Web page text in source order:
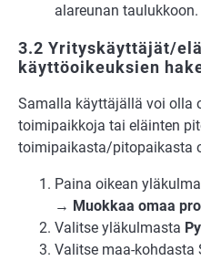
alareunan taulukkoon.
3.2 Yrityskäyttäjät/
käyttöoikeuksien
Samalla käyttäjällä voi olla
toimipaikkoja tai eläinten
toimipaikasta/pitopaikasta
Paina oikean
→ Muokkaa omaa
Valitse yläkulmasta
Valitse maa-kohdasta